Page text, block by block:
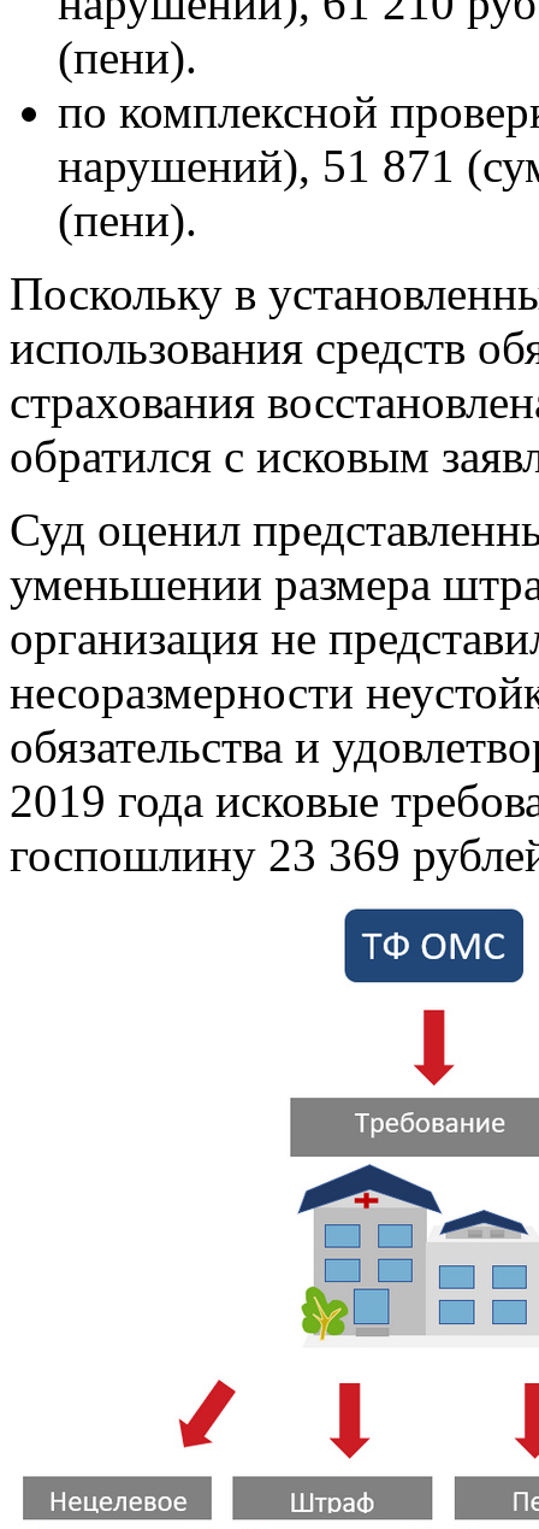
(пени).
по комплексной
нарушений), 51 871
(пени).
Поскольку в
использования средств
страхования
обратился с исковым
Суд оценил
уменьшении размера
организация не
несоразмерности
обязательства и
2019 года исковые
госпошлину 23 369